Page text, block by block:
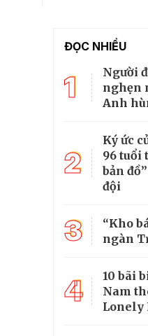
ĐỌC NHIỀU
1
Người
nghẹn
Anh
2
Ký ức
96 tuổi
bản
đội
3
“Kho
ngàn
4
10 bãi
Nam
Lonely